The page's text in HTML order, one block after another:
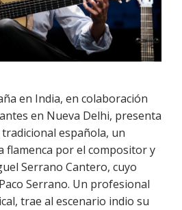
en India, en colaboración
en Nueva Delhi, presenta
española, un
flamenca por el compositor y
Serrano Cantero, cuyo
Serrano. Un profesional
trae al escenario indio su